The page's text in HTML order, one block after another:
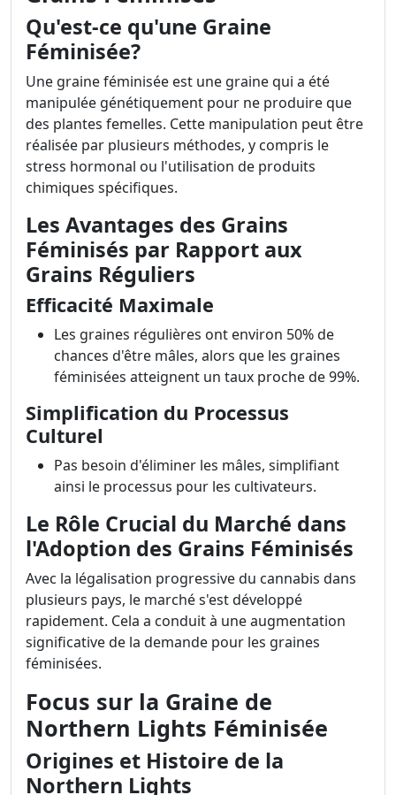
Qu'est-ce qu'une Graine
Féminisée?
Une graine féminisée est une graine qui a été
manipulée génétiquement pour ne produire que
des plantes femelles. Cette manipulation peut être
réalisée par plusieurs méthodes, y compris le
stress hormonal ou l'utilisation de produits
chimiques spécifiques.
Les Avantages des Grains
Féminisés par Rapport aux
Grains Réguliers
Efficacité Maximale
Les graines régulières ont environ 50% de
chances d'être mâles, alors que les graines
féminisées atteignent un taux proche de 99%.
Simplification du Processus
Culturel
Pas besoin d'éliminer les mâles, simplifiant
ainsi le processus pour les cultivateurs.
Le Rôle Crucial du Marché dans
l'Adoption des Grains Féminisés
Avec la légalisation progressive du cannabis dans
plusieurs pays, le marché s'est développé
rapidement. Cela a conduit à une augmentation
significative de la demande pour les graines
féminisées.
Focus sur la Graine de
Northern Lights Féminisée
Origines et Histoire de la
Northern Lights